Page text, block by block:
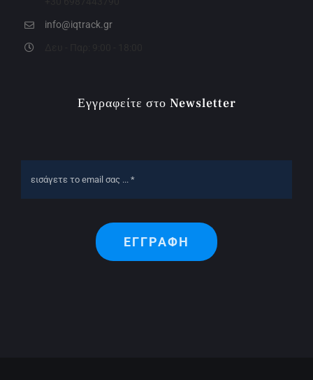
info@iqtrack.gr
Εγγραφείτε στο Newsletter
ΕΓΓΡΑΦΗ